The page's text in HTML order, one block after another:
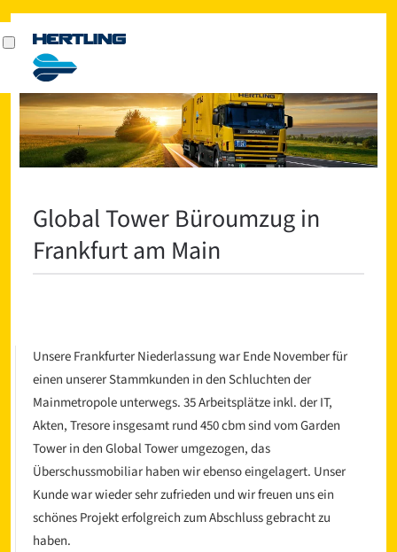
Global Tower Büroumzug in
Frankfurt am Main
Unsere Frankfurter Niederlassung war Ende November für
einen unserer Stammkunden in den Schluchten der
Mainmetropole unterwegs. 35 Arbeitsplätze inkl. der IT,
Akten, Tresore insgesamt rund 450 cbm sind vom Garden
Tower in den Global Tower umgezogen, das
Überschussmobiliar haben wir ebenso eingelagert. Unser
Kunde war wieder sehr zufrieden und wir freuen uns ein
schönes Projekt erfolgreich zum Abschluss gebracht zu
haben.